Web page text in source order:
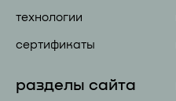
технологии
сертификаты
разделы сайта